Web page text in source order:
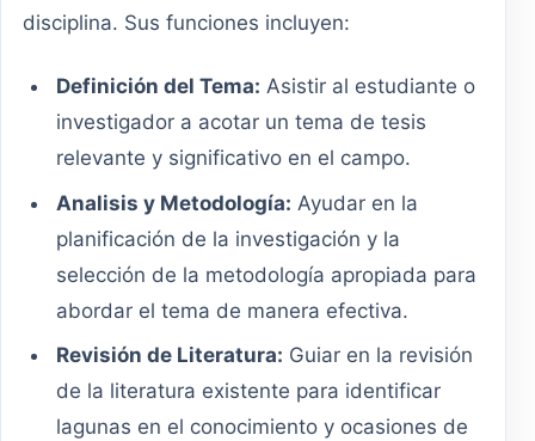
disciplina. Sus funciones incluyen:
Definición del Tema: Asistir al estudiante o
investigador a acotar un tema de tesis
relevante y significativo en el campo.
Analisis y Metodología: Ayudar en la
planificación de la investigación y la
selección de la metodología apropiada para
abordar el tema de manera efectiva.
Revisión de Literatura: Guiar en la revisión
de la literatura existente para identificar
lagunas en el conocimiento y ocasiones de